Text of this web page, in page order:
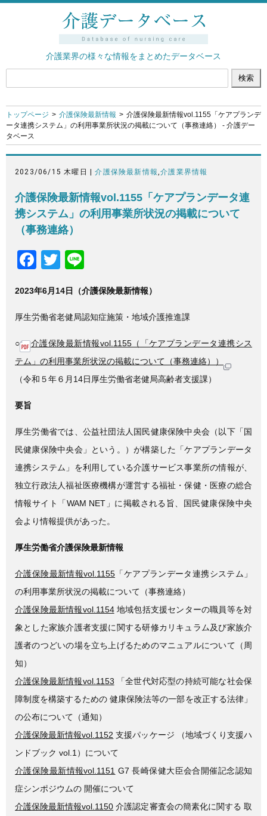
介護業界の様々な情報をまとめたデータベース
トップページ 介護保険最新情報
介護保険最新情報vol.1155「ケアプランデ
ータ連携システム」の利用事業所状況の掲載について（事務連絡） - 介護デー
タベース
2023/06/15 木曜日 |介護保険最新情報,介護業界情報
介護保険最新情報vol.1155「ケアプランデータ連
携システム」の利用事業所状況の掲載について
（事務連絡）
F
c
e
b
o
o
T
tt
er
e
2023年6月14日（介護保険最新情報）
厚生労働省老健局認知症施策・地域介護推進課
○
介護保険最新情報vol.1155（「ケアプランデータ連携シス
テム」の利用事業所状況の掲載について（事務連絡））
（令和５年６月14日厚生労働省老健局高齢者支援課）
要旨
厚生労働省では、公益社団法人国民健康保険中央会（以下「国
民健康保険中央会」という。）が構築した「ケアプランデータ
連携システム」を利用している介護サービス事業所の情報が、
独立行政法人福祉医療機構が運営する福祉・保健・医療の総合
情報サイト「WAM NET」に掲載される旨、国民健康保険中央
会より情報提供があった。
厚生労働省介護保険最新情報
介護保険最新情報vol.1155 「ケアプランデータ連携システム」
の利用事業所状況の掲載について（事務連絡）
介護保険最新情報vol.1154地域包括支援センターの職員等を対
象とした家族介護者支援に関する研修カリキュラム及び家族介
護者のつどいの場を立ち上げるためのマニュアルについて（周
知）
介護保険最新情報vol.1153 「全世代対応型の持続可能な社会保
障制度を構築するための 健康保険法等の一部を改正する法律」
の公布について（通知）
介護保険最新情報vol.1152 支援パッケージ （地域づくり支援ハ
ンドブック vol.1）について
介護保険最新情報vol.1151 G7 長崎保健大臣会合開催記念認知
症シンポジウムの 開催について
介護保険最新情報vol.1150 介護認定審査会の簡素化に関する 取